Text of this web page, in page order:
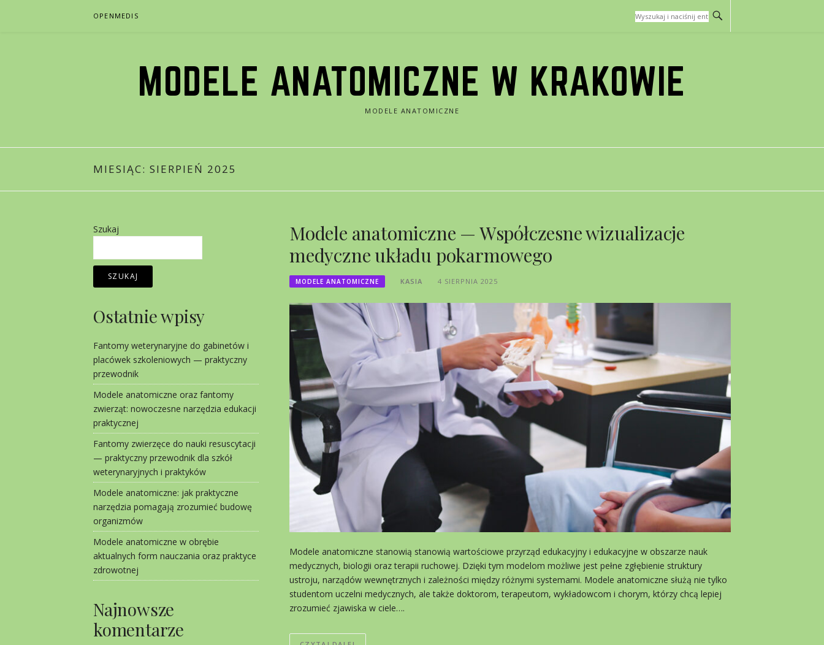
OPENMEDIS
MODELE ANATOMICZNE W KRAKOWIE
MODELE ANATOMICZNE
MIESIĄC: SIERPIEŃ 2025
Modele anatomiczne — Współczesne wizualizacje
medyczne układu pokarmowego
MODELE ANATOMICZNE KASIA 4 SIERPNIA 2025
Modele anatomiczne stanowią stanowią wartościowe przyrząd edukacyjny i edukacyjne w obszarze nauk
medycznych, biologii oraz terapii ruchowej. Dzięki tym modelom możliwe jest pełne zgłębienie struktury
ustroju, narządów wewnętrznych i zależności między różnymi systemami. Modele anatomiczne służą nie tylko
studentom uczelni medycznych, ale także doktorom, terapeutom, wykładowcom i chorym, którzy chcą lepiej
zrozumieć zjawiska w ciele….
Szukaj
SZUKAJ
Ostatnie wpisy
Fantomy weterynaryjne do gabinetów i
placówek szkoleniowych — praktyczny
przewodnik
Modele anatomiczne oraz fantomy
zwierząt: nowoczesne narzędzia edukacji
praktycznej
Fantomy zwierzęce do nauki resuscytacji
— praktyczny przewodnik dla szkół
weterynaryjnych i praktyków
Modele anatomiczne: jak praktyczne
narzędzia pomagają zrozumieć budowę
organizmów
Modele anatomiczne w obrębie
aktualnych form nauczania oraz praktyce
zdrowotnej
Najnowsze
komentarze